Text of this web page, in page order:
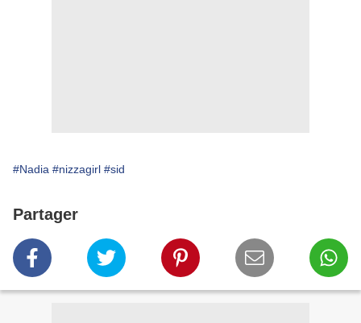
#Nadia #nizzagirl #sid
Partager